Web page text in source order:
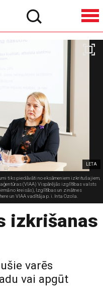
LETA
tiks piedāvāti no eksāmeniem izkritušajiem,
(VIAA) Vispārējās izglītības valsts
no kreisās), Izglītības un zinātnes
un VIAA vadītāja p. i. Inta Ozola.
izkrišanas
varēs
vai apgūt